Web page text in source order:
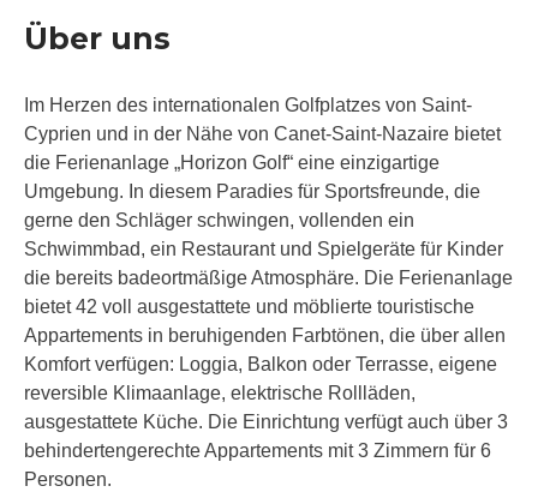
Über uns
Im Herzen des internationalen Golfplatzes von Saint-
Cyprien und in der Nähe von Canet-Saint-Nazaire bietet
die Ferienanlage „Horizon Golf“ eine einzigartige
Umgebung. In diesem Paradies für Sportsfreunde, die
gerne den Schläger schwingen, vollenden ein
Schwimmbad, ein Restaurant und Spielgeräte für Kinder
die bereits badeortmäßige Atmosphäre. Die Ferienanlage
bietet 42 voll ausgestattete und möblierte touristische
Appartements in beruhigenden Farbtönen, die über allen
Komfort verfügen: Loggia, Balkon oder Terrasse, eigene
reversible Klimaanlage, elektrische Rollläden,
ausgestattete Küche. Die Einrichtung verfügt auch über 3
behindertengerechte Appartements mit 3 Zimmern für 6
Personen.